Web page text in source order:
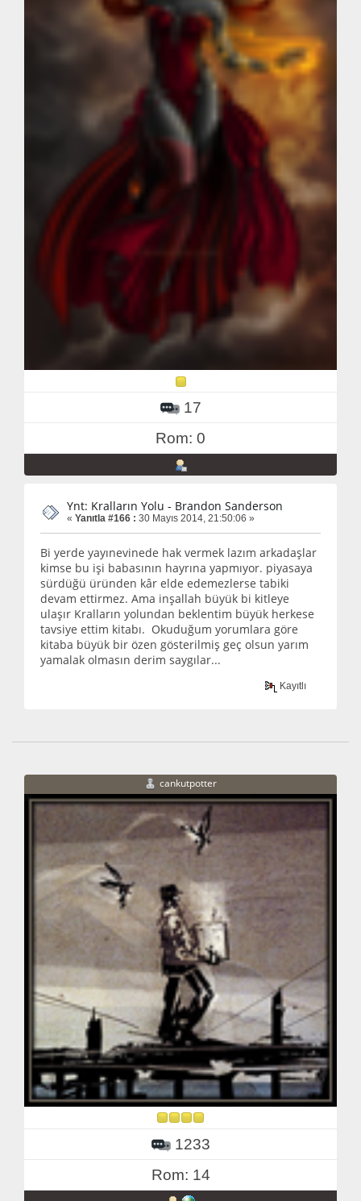
17
Rom: 0
Ynt: Kralların Yolu - Brandon Sanderson
« Yanıtla #166 : 30 Mayıs 2014, 21:50:06 »
Bi yerde yayınevinede hak vermek lazım arkadaşlar
kimse bu işi babasının hayrına yapmıyor. piyasaya
sürdüğü üründen kâr elde edemezlerse tabiki
devam ettirmez. Ama inşallah büyük bi kitleye
ulaşır Kralların yolundan beklentim büyük herkese
tavsiye ettim kitabı. Okuduğum yorumlara göre
kitaba büyük bir özen gösterilmiş geç olsun yarım
yamalak olmasın derim saygılar...
Kayıtlı
cankutpotter
1233
Rom: 14